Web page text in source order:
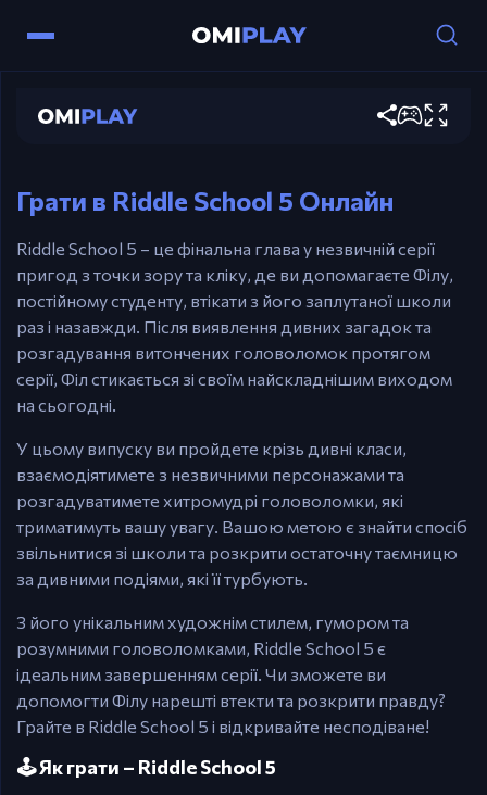
Riddle School 5
рухатися, взаємодіяти та розгадувати
Грати в Riddle School 5 Онлайн
Riddle School 5 – це фінальна глава у незвичній серії
пригод з точки зору та кліку, де ви допомагаєте Філу,
постійному студенту, втікати з його заплутаної школи
раз і назавжди. Після виявлення дивних загадок та
розгадування витончених головоломок протягом
серії, Філ стикається зі своїм найскладнішим виходом
на сьогодні.
У цьому випуску ви пройдете крізь дивні класи,
взаємодіятимете з незвичними персонажами та
розгадуватимете хитромудрі головоломки, які
триматимуть вашу увагу. Вашою метою є знайти спосіб
звільнитися зі школи та розкрити остаточну таємницю
за дивними подіями, які її турбують.
З його унікальним художнім стилем, гумором та
розумними головоломками, Riddle School 5 є
ідеальним завершенням серії. Чи зможете ви
допомогти Філу нарешті втекти та розкрити правду?
Грайте в Riddle School 5 і відкривайте несподіване!
🕹️ Як грати – Riddle School 5